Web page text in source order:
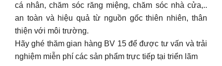
cá nhân, chăm sóc răng miệng, chăm sóc nhà cửa,..
an toàn và hiệu quả từ nguồn gốc thiên nhiên, thân
thiện với môi trường.
Hãy ghé thăm gian hàng BV 15 để được tư vấn và trải
nghiệm miễn phí các sản phẩm trực tiếp tại triển lãm